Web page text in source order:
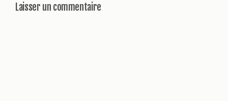
Laisser un commentaire